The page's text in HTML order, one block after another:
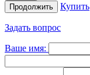
Продолжить
Купить
Задать вопрос
Ваше имя: